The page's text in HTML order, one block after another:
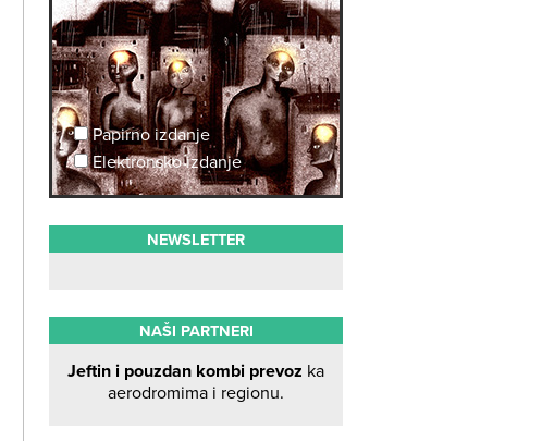
Papirno izdanje
Elektronsko izdanje
NEWSLETTER
NAŠI PARTNERI
Jeftin i pouzdan kombi prevoz ka
aerodromima i regionu.